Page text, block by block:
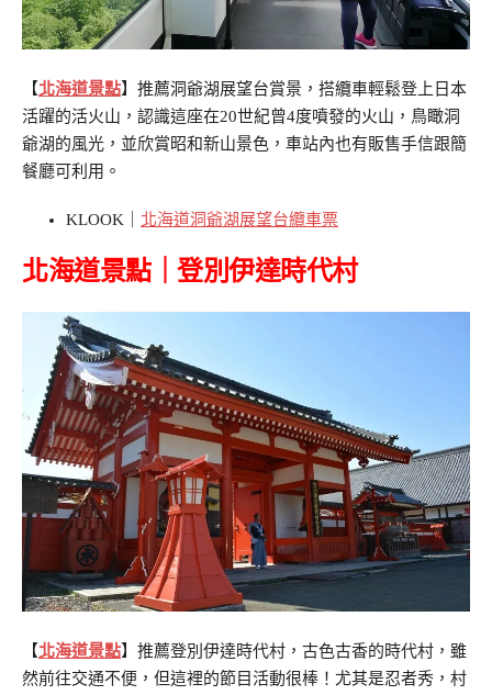
【北海道景點】推薦洞爺湖展望台賞景，搭纜車輕鬆登上日本
活躍的活火山，認識這座在20世紀曾4度噴發的火山，鳥瞰洞
爺湖的風光，並欣賞昭和新山景色，車站內也有販售手信跟簡
餐廳可利用。
KLOOK｜ 北海道洞爺湖展望台纜車票
北海道景點｜ 登別伊達時代村
【北海道景點】推薦登別伊達時代村，古色古香的時代村，雖
然前往交通不便，但這裡的節目活動很棒！尤其是忍者秀，村